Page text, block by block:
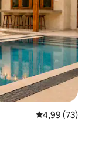
Μέση
4,99 (73)